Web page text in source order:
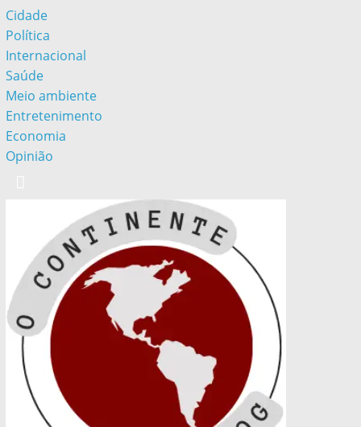
Cidade
Política
Internacional
Saúde
Meio ambiente
Entretenimento
Economia
Opinião